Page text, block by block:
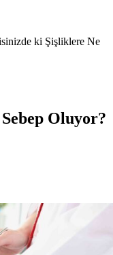
ki Şişliklere Ne
Oluyor?